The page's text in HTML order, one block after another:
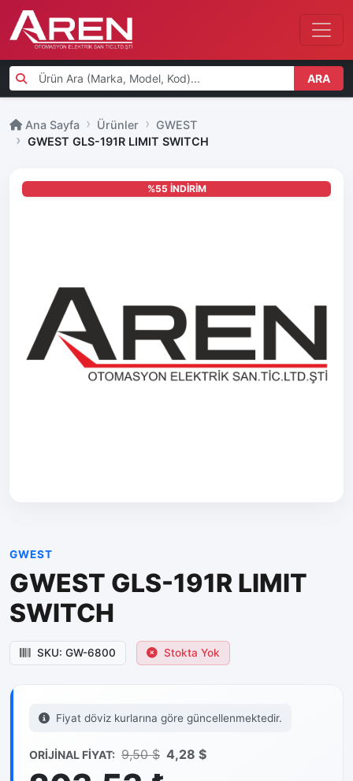
ARA
Ana Sayfa Ürünler
GWEST
GWEST GLS-191R LIMIT SWITCH
%55 İNDİRİM
GWEST
GWEST GLS-191R LIMIT
SWITCH
SKU: GW-6800 Stokta Yok
Fiyat döviz kurlarına göre güncellenmektedir.
ORİJİNAL FİYAT: 9,50 $ 4,28 $